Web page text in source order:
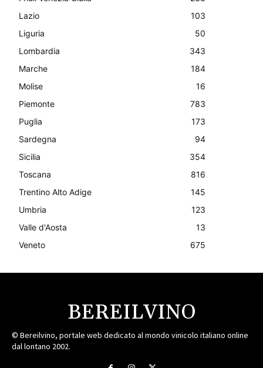
Lazio
103
Liguria
50
Lombardia
343
Marche
184
Molise
16
Piemonte
783
Puglia
173
Sardegna
94
Sicilia
354
Toscana
816
Trentino Alto Adige
145
Umbria
123
Valle d'Aosta
13
Veneto
675
BEREILVINO
© Bereilvino, portale web dedicato al mondo vinicolo italiano online
dal lontano 2002.